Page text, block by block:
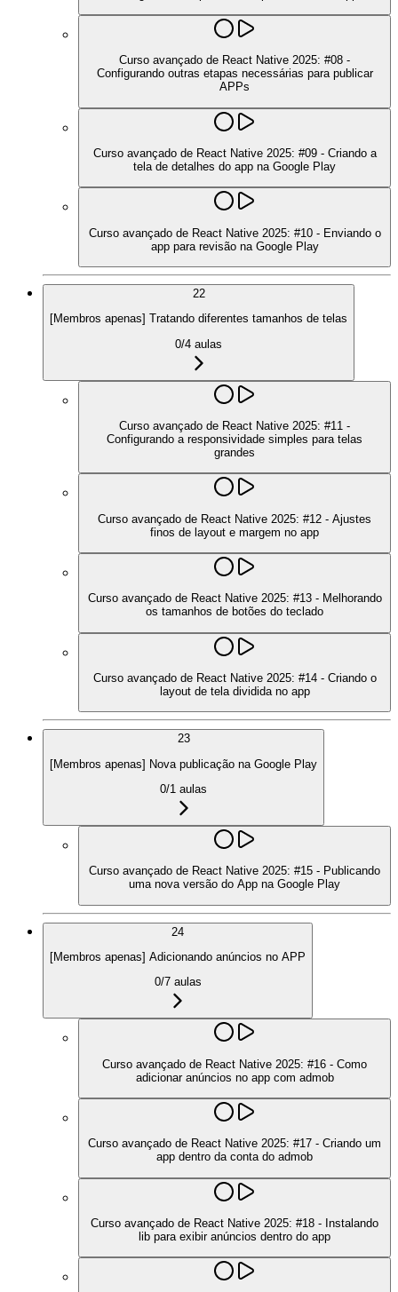
Curso avançado de React Native 2025: #08 -
Configurando outras etapas necessárias para publicar
APPs
Curso avançado de React Native 2025: #09 - Criando a
tela de detalhes do app na Google Play
Curso avançado de React Native 2025: #10 - Enviando o
app para revisão na Google Play
22
[Membros apenas] Tratando diferentes tamanhos de telas
0/4 aulas
Curso avançado de React Native 2025: #11 -
Configurando a responsividade simples para telas
grandes
Curso avançado de React Native 2025: #12 - Ajustes
finos de layout e margem no app
Curso avançado de React Native 2025: #13 - Melhorando
os tamanhos de botões do teclado
Curso avançado de React Native 2025: #14 - Criando o
layout de tela dividida no app
23
[Membros apenas] Nova publicação na Google Play
0/1 aulas
Curso avançado de React Native 2025: #15 - Publicando
uma nova versão do App na Google Play
24
[Membros apenas] Adicionando anúncios no APP
0/7aulas
Curso avançado de React Native 2025: #16 - Como
adicionar anúncios no app com admob
Curso avançado de React Native 2025: #17 - Criando um
app dentro da conta do admob
Curso avançado de React Native 2025: #18 - Instalando
lib para exibir anúncios dentro do app